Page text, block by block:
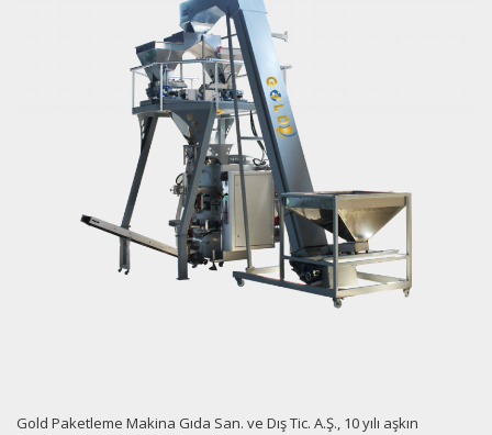
Gold Paketleme Makina Gıda San. ve Dış Tic. A.Ş., 10 yılı aşkın